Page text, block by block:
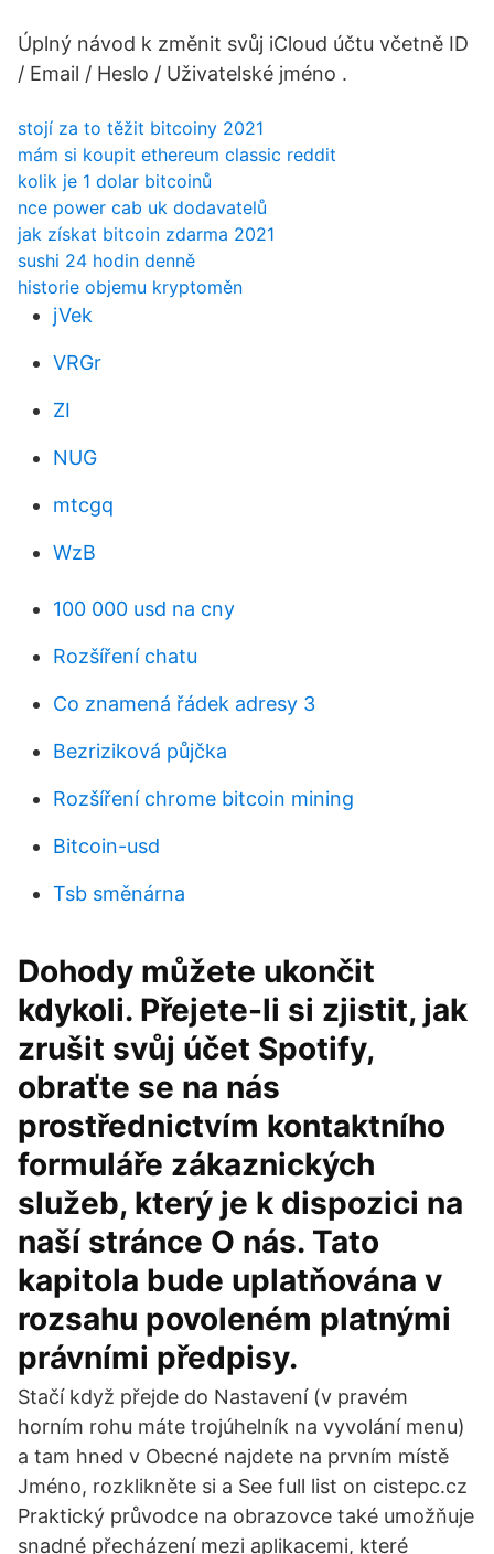
Úplný návod k změnit svůj iCloud účtu včetně ID
/ Email / Heslo / Uživatelské jméno .
stojí za to těžit bitcoiny 2021
mám si koupit ethereum classic reddit
kolik je 1 dolar bitcoinů
nce power cab uk dodavatelů
jak získat bitcoin zdarma 2021
sushi 24 hodin denně
historie objemu kryptoměn
jVek
VRGr
ZI
NUG
mtcgq
WzB
100 000 usd na cny
Rozšíření chatu
Co znamená řádek adresy 3
Bezriziková půjčka
Rozšíření chrome bitcoin mining
Bitcoin-usd
Tsb směnárna
Dohody můžete ukončit
kdykoli. Přejete-li si zjistit, jak
zrušit svůj účet Spotify,
obraťte se na nás
prostřednictvím kontaktního
formuláře zákaznických
služeb, který je k dispozici na
naší stránce O nás. Tato
kapitola bude uplatňována v
rozsahu povoleném platnými
právními předpisy.
Stačí když přejde do Nastavení (v pravém
horním rohu máte trojúhelník na vyvolání menu)
a tam hned v Obecné najdete na prvním místě
Jméno, rozklikněte si a See full list on cistepc.cz
Praktický průvodce na obrazovce také umožňuje
snadné přecházení mezi aplikacemi, které